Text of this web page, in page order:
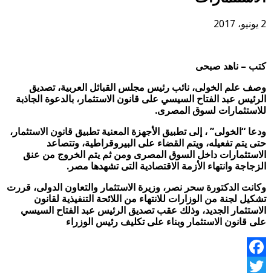
2 يونيو، 2017
كتب – ناهد صبحى
وصف علم الخولى، نائب رئيس مجلس القبائل العربية، تصديق
الرئيس عبد الفتاح السيسي على قانون الاستثمار، بالدعوة الجاذبة
للاستثمارات لسوق المصرى.
ودعا “الخولى” ، إلى تطبيق الأجهزة المعنية تطبيق قانون الاستثمار،
حتى يتم تفعيله، ويتم القضاء على البيروقراطية، وتتصاعد
الاستثمارات داخل السوق المصرى ومن ثم يتم الخروج من عنق
الزجاجة وانتهاء الأزمة الاقتصادية التى تشهدها مصر.
وكانت الدكتورة سحر نصر، وزيرة الاستثمار والتعاون الدولى، قررت
تشكيل لجنة من الوزارات للانتهاء من اللائحة التنفيذية لقانون
الاستثمار الجديد، وذلك عقب تصديق الرئيس عبد الفتاح السيسي
على قانون الاستثمار وبناء على تكليف رئيس الوزراء
Facebook